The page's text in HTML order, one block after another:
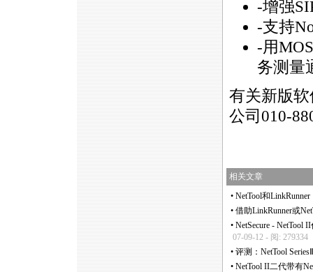
-增强
-支持
-用
务测量
有关新版
公司010-
相关文章
• NetTool和
• 借助LinkRunner或
• NetSecure -
07-09-12 - 阅: 279334
• 评测：NetTool
• NetTool II二代带有